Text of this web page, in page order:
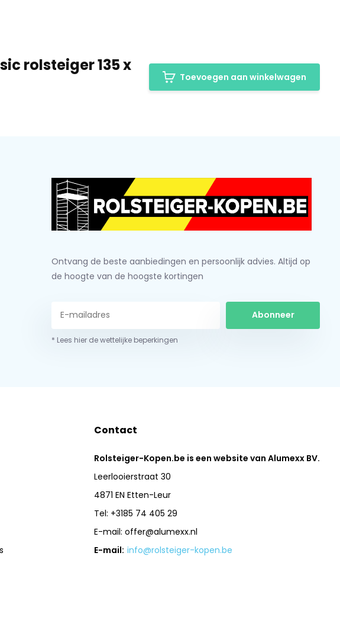
rolsteiger 135 x
Toevoegen aan winkelwagen
Ontvang de beste aanbiedingen en persoonlijk advies. Altijd op
de hoogte van de hoogste kortingen
Abonneer
* Lees hier de wettelijke beperkingen
Contact
Rolsteiger-Kopen.be is een website van Alumexx BV.
Leerlooierstraat 30
4871 EN Etten-Leur
Tel: +3185 74 405 29
E-mail:offer@alumexx.nl
E-mail: info@rolsteiger-kopen.be